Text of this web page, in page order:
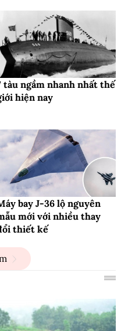
tàu ngầm nhanh nhất thế
hiện nay
bay J-36 lộ nguyên
mới với nhiều thay
thiết kế